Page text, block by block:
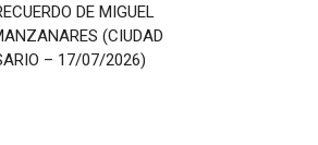
DE MIGUEL
(CIUDAD
– 17/07/2026)